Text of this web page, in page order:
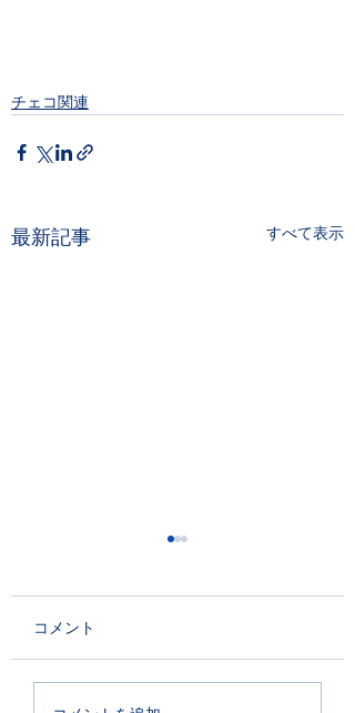
チェコ関連
最新記事 すべて表示
PDICデジタル チェコ語
コメント